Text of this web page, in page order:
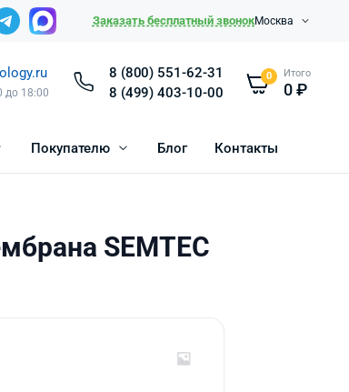
Заказать бесплатный звонокМосква
до 18:00
8 (800) 551-62-31
8 (499) 403-10-00
0 Итого
0₽
Покупателю Блог Контакты
SEMTEC